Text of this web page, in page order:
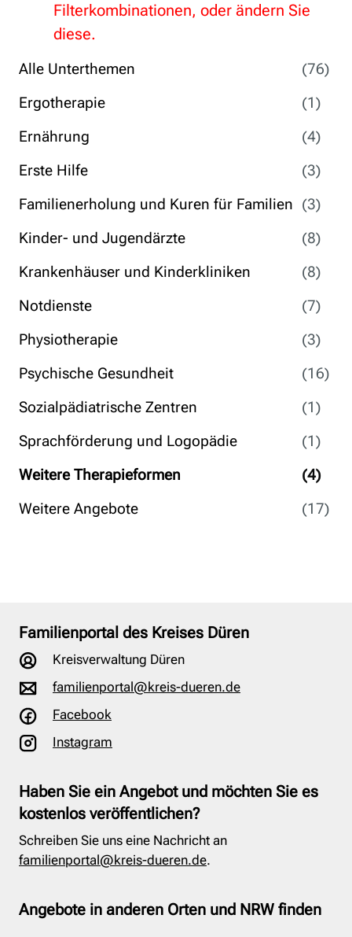
Alle Unterthemen
(76)
Ergotherapie
(1)
Ernährung
(4)
Erste Hilfe
(3)
Familienerholung und Kuren für Familien (3)
Kinder- und Jugendärzte
(8)
Krankenhäuser und Kinderkliniken
(8)
Notdienste
(7)
Physiotherapie
(3)
Psychische Gesundheit
(16)
Sozialpädiatrische Zentren
(1)
Sprachförderung und Logopädie
(1)
Weitere Therapieformen
(4)
Weitere Angebote
(17)
Filterkombinationen, oder ändern Sie
diese.
Familienportal des Kreises Düren
Kreisverwaltung Düren
familienportal@kreis-dueren.de
Facebook
Instagram
Haben Sie ein Angebot und möchten Sie es
kostenlos veröffentlichen?
Schreiben Sie uns eine Nachricht an
familienportal@kreis-dueren.de.
Angebote in anderen Orten und NRW finden